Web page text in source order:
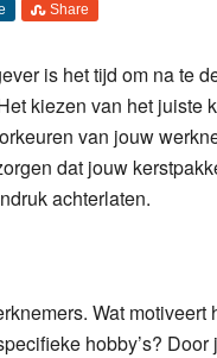
Share
is het tijd om na te
kiezen van het juiste
van jouw
dat jouw
achterlaten.
Wat motiveert
hobby’s?